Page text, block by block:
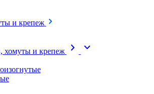
и крепеж
хомуты и крепеж
chevron_right expand_more